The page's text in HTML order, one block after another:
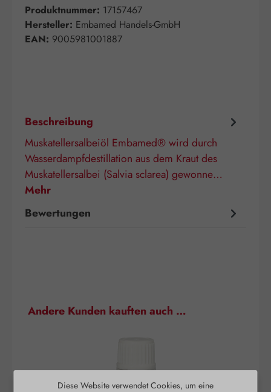
Produktnummer: 17157467
Hersteller: Embamed Handels-GmbH
EAN: 9005981001887
Beschreibung
Muskatellersalbeiöl Embamed® wird durch
Wasserdampfdestillation aus dem Kraut des
Muskatellersalbei (Salvia sclarea) gewonne…
Mehr
Bewertungen
Produktgalerie überspringen
Andere Kunden kauften auch …
Diese Website verwendet Cookies, um eine